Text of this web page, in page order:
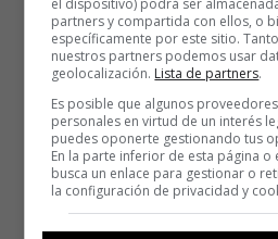
partners y compartida con ellos, o
específicamente por este sitio.
nuestros partners podemos usar
geolocalización. Lista de partners.
Es posible que algunos
personales en virtud de un interés
puedes oponerte gestionando tus
En la parte inferior de esta página o
busca un enlace para gestionar o
la configuración de privacidad y